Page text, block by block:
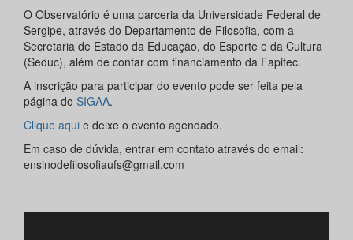
O Observatório é uma parceria da Universidade Federal de
Sergipe, através do Departamento de Filosofia, com a
Secretaria de Estado da Educação, do Esporte e da Cultura
(Seduc), além de contar com financiamento da Fapitec.
A inscrição para participar do evento pode ser feita pela
página do SIGAA.
Clique aqui e deixe o evento agendado.
Em caso de dúvida, entrar em contato através do email:
ensinodefilosofiaufs@gmail.com